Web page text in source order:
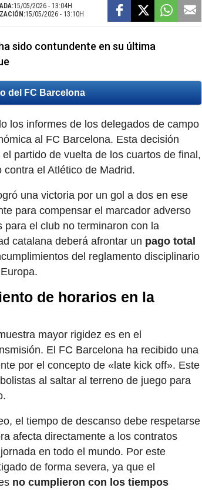
15/05/2026 - 13:04H
15/05/2026 - 13:10H
sido contundente en su última
del FC Barcelona
los informes de los delegados de campo
al FC Barcelona. Esta decisión
partido de vuelta de los cuartos de final,
el Atlético de Madrid.
una victoria por un gol a dos en ese
para compensar el marcador adverso
el club no terminaron con la
catalana deberá afrontar un pago total
del reglamento disciplinario
de horarios en la
mayor rigidez es en el
El FC Barcelona ha recibido una
por el concepto de «late kick off». Este
al saltar al terreno de juego para
el tiempo de descanso debe respetarse
afecta directamente a los contratos
en todo el mundo. Por este
de forma severa, ya que el
no cumplieron con los tiempos